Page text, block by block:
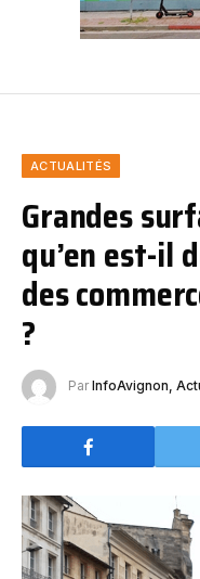
ACTUALITÉS
Grandes
qu’en est-il
des
?
Par InfoAvignon,